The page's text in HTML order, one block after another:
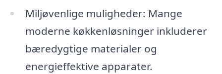
Miljøvenlige muligheder: Mange
moderne køkkenløsninger inkluderer
bæredygtige materialer og
energieffektive apparater.